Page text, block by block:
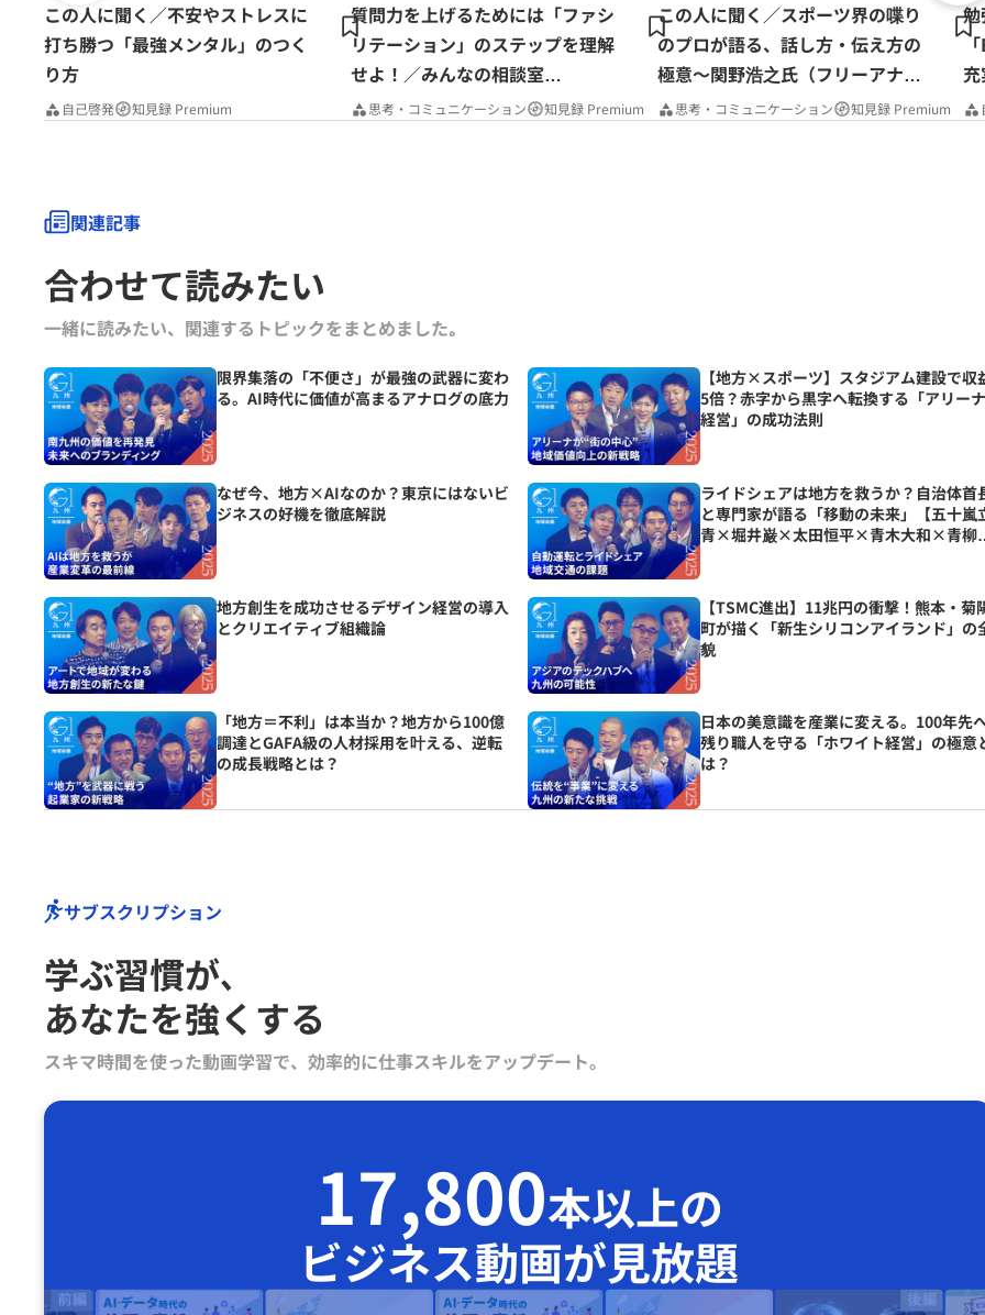
この人に聞く／不安やストレスに
打ち勝つ「最強メンタル」のつく
り方
自己啓発 知見録 Premium
質問力を上げるためには「ファシ
リテーション」のステップを理解
せよ！／みんなの相談室
Premium
思考・コミュニケーション 知見録 Premium
この人に聞く／スポーツ界の喋り
のプロが語る、話し方・伝え方の
極意～関野浩之氏（フリーアナウ
ンサー）
思考・コミュニケーション 知見録 Premium
勉
充
関連記事
合わせて読みたい
一緒に読みたい、関連するトピックをまとめました｡
限界集落の「不便さ」が最強の武器に変わ
る。AI時代に価値が高まるアナログの底力
【地方×スポーツ】スタジアム建設で収
5倍？赤字から黒字へ転換する「アリーナ
経営」の成功法則
なぜ今、地方×AIなのか？東京にはないビ
ジネスの好機を徹底解説
ライドシェアは地方を救うか？自治体首
と専門家が語る「移動の未来」【五十嵐
青×堀井巌×太田恒平×青木大和×青柳
地方創生を成功させるデザイン経営の導入
とクリエイティブ組織論
【TSMC進出】11兆円の衝撃！熊本・菊
町が描く「新生シリコンアイランド」の
貌
「地方＝不利」は本当か？地方から100億
調達とGAFA級の人材採用を叶える、逆転
の成長戦略とは？
日本の美意識を産業に変える。100年先
残り職人を守る「ホワイト経営」の極意
は？
サブスクリプション
学ぶ習慣が､
あなたを強くする
スキマ時間を使った動画学習で、効率的に仕事スキルをアップデート。
17,800本以上の
ビジネス動画が見放題